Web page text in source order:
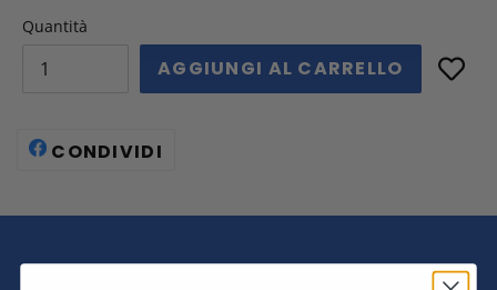
Quantità
AGGIUNGI AL CARRELLO
CONDIVIDI